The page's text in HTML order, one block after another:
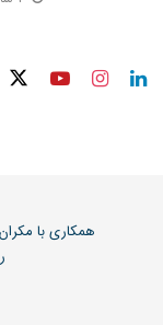
همکاری با مکران